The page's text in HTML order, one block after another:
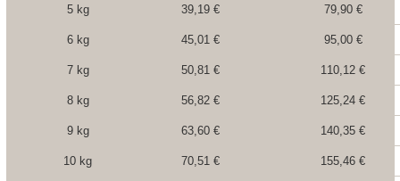
5 kg 39,19 € 79,90 €
6 kg 45,01 € 95,00 €
7 kg 50,81 € 110,12 €
8 kg 56,82 € 125,24 €
9 kg 63,60 € 140,35 €
10 kg 70,51 € 155,46 €